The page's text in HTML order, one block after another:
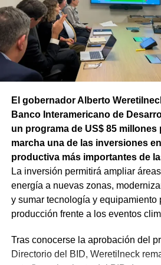
asfáltica en caliente, una obra
sectores más deteriorados y
transitabilidad.
El gobernador Alberto
Banco Interamericano de
un programa de US$ 85 millones
marcha una de las inversiones
productiva más importantes de
La inversión permitirá ampliar
energía a nuevas zonas,
y sumar tecnología y equipamiento
producción frente a los eventos
Tras conocerse la aprobación del
Directorio del BID, Weretilneck